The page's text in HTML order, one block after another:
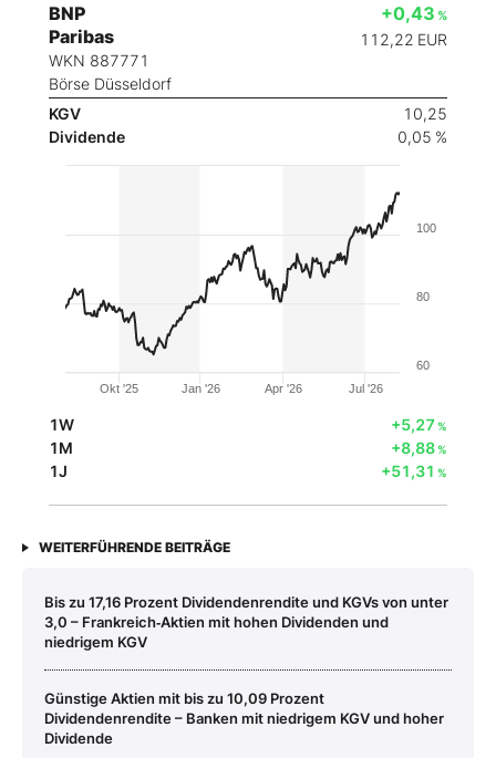
BNP
Paribas
WKN 887771
Börse Düsseldorf
+0,43 %
112,22 EUR
KGV
10,25
Dividende
0,05 %
Okt '25 Jan '26 Apr '26 Jul '26
60
80
100
1W +5,27 %
1M +8,88%
1J +51,31 %
WEITERFÜHRENDE BEITRÄGE
Bis zu 17,16 Prozent Dividendenrendite und KGVs von unter
3,0 – Frankreich‑Aktien mit hohen Dividenden und
niedrigem KGV
Günstige Aktien mit bis zu 10,09 Prozent
Dividendenrendite – Banken mit niedrigem KGV und hoher
Dividende